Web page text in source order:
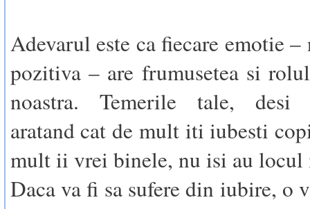
Adevarul este ca fiecare emotie –
pozitiva – are frumusetea si
noastra. Temerile tale, desi
aratand cat de mult iti iubesti
mult ii vrei binele, nu isi au locul
Daca va fi sa sufere din iubire, o